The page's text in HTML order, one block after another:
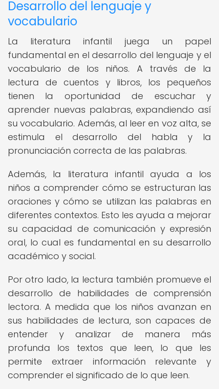
Desarrollo del lenguaje y
vocabulario
La literatura infantil juega un papel
fundamental en el desarrollo del lenguaje y el
vocabulario de los niños. A través de la
lectura de cuentos y libros, los pequeños
tienen la oportunidad de escuchar y
aprender nuevas palabras, expandiendo así
su vocabulario. Además, al leer en voz alta, se
estimula el desarrollo del habla y la
pronunciación correcta de las palabras.
Además, la literatura infantil ayuda a los
niños a comprender cómo se estructuran las
oraciones y cómo se utilizan las palabras en
diferentes contextos. Esto les ayuda a mejorar
su capacidad de comunicación y expresión
oral, lo cual es fundamental en su desarrollo
académico y social.
Por otro lado, la lectura también promueve el
desarrollo de habilidades de comprensión
lectora. A medida que los niños avanzan en
sus habilidades de lectura, son capaces de
entender y analizar de manera más
profunda los textos que leen, lo que les
permite extraer información relevante y
comprender el significado de lo que leen.